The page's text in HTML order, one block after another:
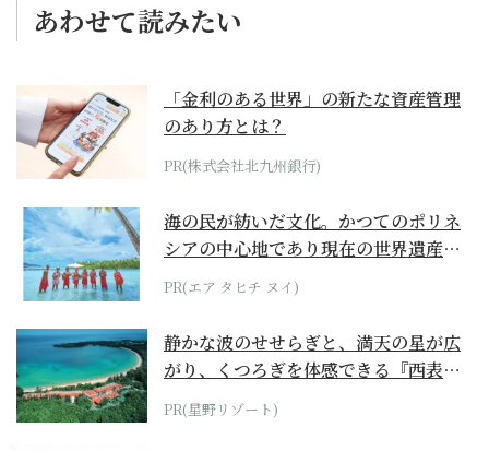
あわせて読みたい
「金利のある世界」の新たな資産管理
のあり方とは？
PR(株式会社北九州銀行)
海の民が紡いだ文化。かつてのポリネ
シアの中心地であり現在の世界遺産か
らみえてくる...
PR(エア タヒチ ヌイ)
静かな波のせせらぎと、満天の星が広
がり、くつろぎを体感できる『西表島
ホテル by...
PR(星野リゾート)